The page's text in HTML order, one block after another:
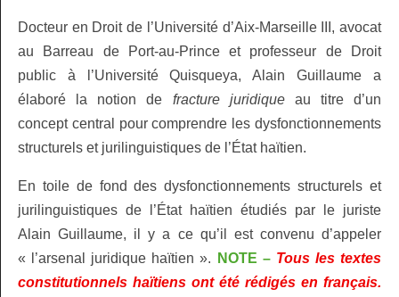
Docteur en Droit de l’Université d’Aix‑Marseille III, avocat
au Barreau de Port-au-Prince et professeur de Droit
public à l’Université Quisqueya, Alain Guillaume a
élaboré la notion de fracture juridiqueau titre d’un
concept central pour comprendre les dysfonctionnements
structurels et jurilinguistiques de l’État haïtien.
En toile de fond des dysfonctionnements structurels et
jurilinguistiques de l’État haïtien étudiés par le juriste
Alain Guillaume, il y a ce qu’il est convenu d’appeler
« l’arsenal juridique haïtien ».
NOTE – Tous les textes
constitutionnels haïtiens ont été rédigés en français.